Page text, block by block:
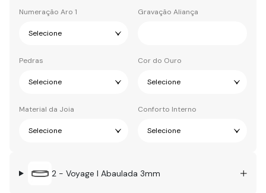
Numeração Aro 1 Gravação Aliança
Pedras Cor do Ouro
Material da Joia Conforto Interno
2 - Voyage I Abaulada 3mm